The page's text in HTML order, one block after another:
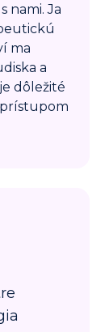
nami. Ja
ma
a
dôležité
prístupom